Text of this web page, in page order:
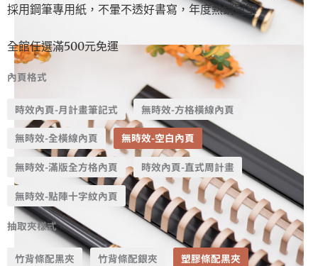
採用鋼筆專用紙，不暈不透好書寫，年度熱銷冠軍
全館任選滿500元免運
內頁格式
時效內頁-月計畫筆記式 無時效-方格橫線內頁
無時效-全橫線內頁 無時效-空白內頁
無時效-滿版全方格內頁 時效內頁-直式周計畫
無時效-點陣十字紋內頁
抽取夾樣式
竹背條配黑夾 竹背條配銀夾 塑膠條配黑夾